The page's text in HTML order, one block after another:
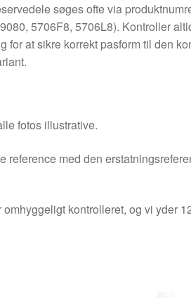
søges ofte via
5706F8, 5706L8). Kontroller
for at sikre korrekt pasform til den
fotos illustrative.
reference med den
kontrolleret, og vi yder